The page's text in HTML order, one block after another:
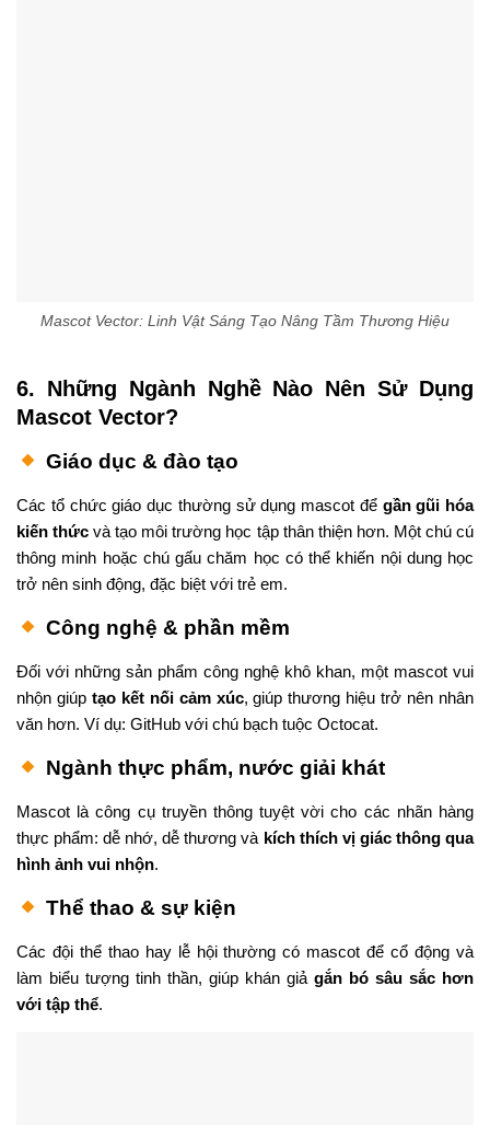
Mascot Vector: Linh Vật Sáng Tạo Nâng Tầm Thương Hiệu
6. Những Ngành Nghề Nào Nên Sử Dụng
Mascot Vector?
Giáo dục & đào tạo
Các tổ chức giáo dục thường sử dụng mascot để gần gũi hóa
kiến thức và tạo môi trường học tập thân thiện hơn. Một chú cú
thông minh hoặc chú gấu chăm học có thể khiến nội dung học
trở nên sinh động, đặc biệt với trẻ em.
Công nghệ & phần mềm
Đối với những sản phẩm công nghệ khô khan, một mascot vui
nhộn giúp tạo kết nối cảm xúc, giúp thương hiệu trở nên nhân
văn hơn. Ví dụ: GitHub với chú bạch tuộc Octocat.
Ngành thực phẩm, nước giải khát
Mascot là công cụ truyền thông tuyệt vời cho các nhãn hàng
thực phẩm: dễ nhớ, dễ thương và kích thích vị giác thông qua
hình ảnh vui nhộn.
Thể thao & sự kiện
Các đội thể thao hay lễ hội thường có mascot để cổ động và
làm biểu tượng tinh thần, giúp khán giả gắn bó sâu sắc hơn
với tập thể.